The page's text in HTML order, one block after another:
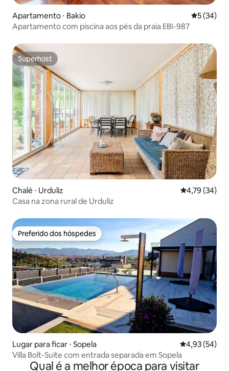
Apartamento ⋅ Bakio 5 de uma
5 (34)
Apartamento com piscina aos pés da praia EBI-987
Superhost
Superhost
Chalé ⋅ Urduliz 4,79 de uma
4,79 (34)
Casa na zona rural de Urduliz
Preferido dos hóspedes
Preferido dos hóspedes
Lugar para ficar ⋅ Sopela 4,93 de uma
4,93 (54)
Villa Bolt-Suite com entrada separada em Sopela
Qual é a melhor época para visitar